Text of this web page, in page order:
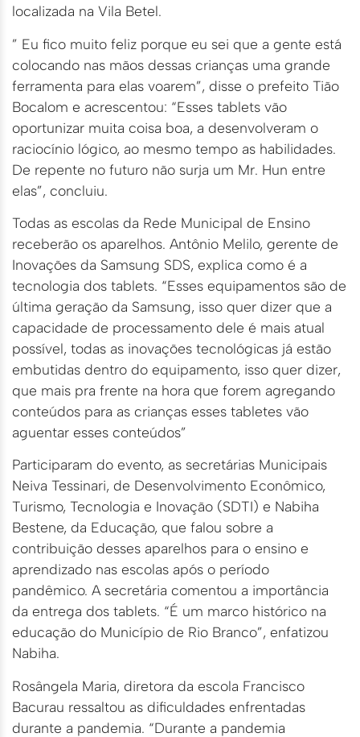
localizada na Vila Betel.
” Eu fico muito feliz porque eu sei que a gente está
colocando nas mãos dessas crianças uma grande
ferramenta para elas voarem”, disse o prefeito Tião
Bocalom e acrescentou: “Esses tablets vão
oportunizar muita coisa boa, a desenvolveram o
raciocínio lógico, ao mesmo tempo as habilidades.
De repente no futuro não surja um Mr. Hun entre
elas”, concluiu.
Todas as escolas da Rede Municipal de Ensino
receberão os aparelhos. Antônio Melilo, gerente de
Inovações da Samsung SDS, explica como é a
tecnologia dos tablets. “Esses equipamentos são de
última geração da Samsung, isso quer dizer que a
capacidade de processamento dele é mais atual
possível, todas as inovações tecnológicas já estão
embutidas dentro do equipamento, isso quer dizer,
que mais pra frente na hora que forem agregando
conteúdos para as crianças esses tabletes vão
aguentar esses conteúdos”
Participaram do evento, as secretárias Municipais
Neiva Tessinari, de Desenvolvimento Econômico,
Turismo, Tecnologia e Inovação (SDTI) e Nabiha
Bestene, da Educação, que falou sobre a
contribuição desses aparelhos para o ensino e
aprendizado nas escolas após o período
pandêmico. A secretária comentou a importância
da entrega dos tablets. “É um marco histórico na
educação do Município de Rio Branco”, enfatizou
Nabiha.
Rosângela Maria, diretora da escola Francisco
Bacurau ressaltou as dificuldades enfrentadas
durante a pandemia. “Durante a pandemia